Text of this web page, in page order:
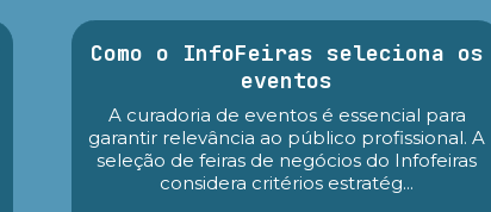
Como o InfoFeiras seleciona os
eventos
A curadoria de eventos é essencial para
garantir relevância ao público profissional. A
seleção de feiras de negócios do Infofeiras
considera critérios estratég...